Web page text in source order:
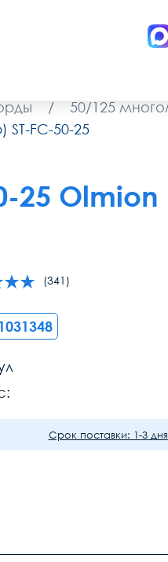
/ 50/125
FC-50-25
25 Olmion
(341)
Срок поставки: 1-3